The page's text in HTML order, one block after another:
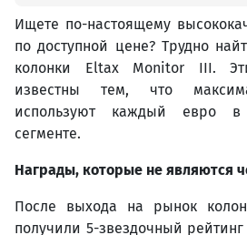
Ищете по-настоящему
по доступной цене? Трудно
колонки Eltax Monitor III.
известны тем, что
используют каждый евро
сегменте.
Награды, которые не являются
После выхода на рынок
получили 5-звездочный